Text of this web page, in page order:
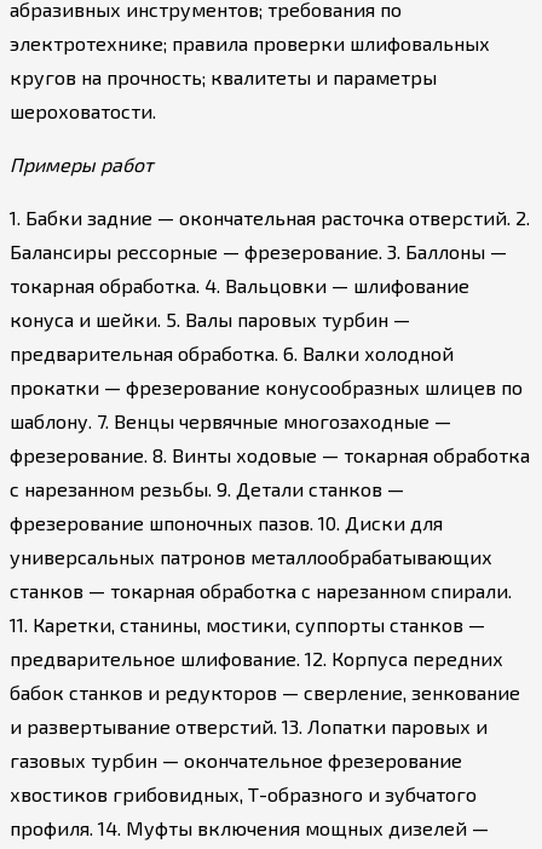
абразивных инструментов; требования по
электротехнике; правила проверки шлифовальных
кругов на прочность; квалитеты и параметры
шероховатости.
Примеры работ
1. Бабки задние — окончательная расточка отверстий. 2.
Балансиры рессорные — фрезерование. 3. Баллоны —
токарная обработка. 4. Вальцовки — шлифование
конуса и шейки. 5. Валы паровых турбин —
предварительная обработка. 6. Валки холодной
прокатки — фрезерование конусообразных шлицев по
шаблону. 7. Венцы червячные многозаходные —
фрезерование. 8. Винты ходовые — токарная обработка
с нарезанном резьбы. 9. Детали станков —
фрезерование шпоночных пазов. 10. Диски для
универсальных патронов металлообрабатывающих
станков — токарная обработка с нарезанном спирали.
11. Каретки, станины, мостики, суппорты станков —
предварительное шлифование. 12. Корпуса передних
бабок станков и редукторов — сверление, зенкование
и развертывание отверстий. 13. Лопатки паровых и
газовых турбин — окончательное фрезерование
хвостиков грибовидных, Т-образного и зубчатого
профиля. 14. Муфты включения мощных дизелей —